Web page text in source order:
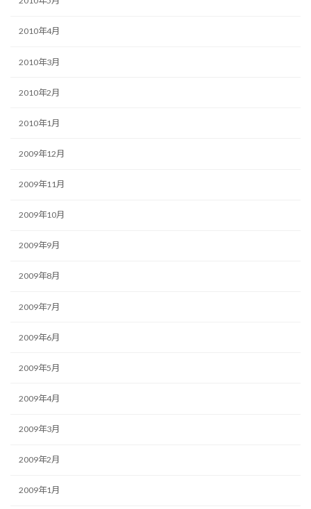
2010年4月
2010年3月
2010年2月
2010年1月
2009年12月
2009年11月
2009年10月
2009年9月
2009年8月
2009年7月
2009年6月
2009年5月
2009年4月
2009年3月
2009年2月
2009年1月